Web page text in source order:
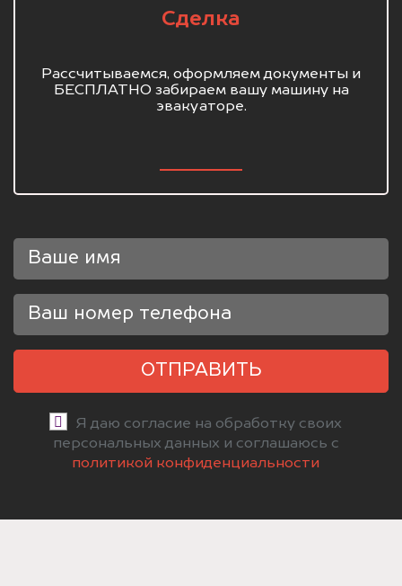
Сделка
Рассчитываемся, оформляем документы и
БЕСПЛАТНО забираем вашу машину на
эвакуаторе.
ОТПРАВИТЬ
Я даю согласие на обработку своих
персональных данных и соглашаюсь с
политикой конфиденциальности